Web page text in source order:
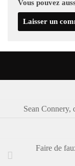
Vous pouvez
Sean Connery,
Faire de